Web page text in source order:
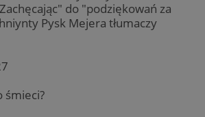
do "podziękowań za
Pysk Mejera tłumaczy
śmieci?